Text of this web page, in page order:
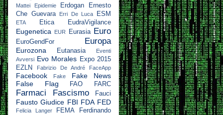
Mattei
Epidemie Erdogan
Ernesto
Che Guevara
Erri De Luca ESM
ETA Etica EudraVigilance
Eugenetica EUR Eurasia Euro
EuroGendFor Europa
Eurozona Eutanasia
Eventi
Avversi Evo Morales Expo 2015
EZLN
Fabrizio De André FaceApp
Facebook Fake
Fake News
False Flag
FAO FARC
Farmaci Fascismo Fauci
Fausto Giudice FBI FDA FED
Felicia Langer FEMA
Ferdinando